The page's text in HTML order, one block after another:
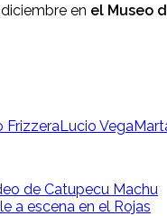
en el Museo
FrizzeraLucio Vega
de Catupecu Machu
a escena en el Rojas